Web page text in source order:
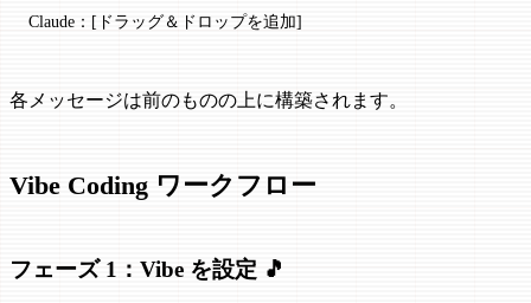
Claude：[ドラッグ＆ドロップを追加]
各メッセージは前のものの上に構築されます。
Vibe Coding ワークフロー
フェーズ 1：Vibe を設定 🎵